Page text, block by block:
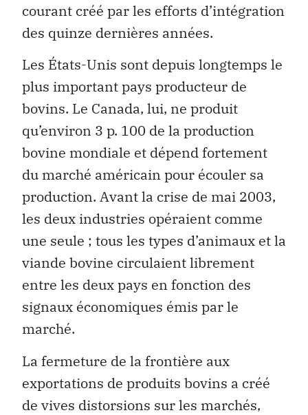
courant créé par les efforts d’intégration
des quinze dernières années.
Les États-Unis sont depuis longtemps le
plus important pays producteur de
bovins. Le Canada, lui, ne produit
qu’environ 3 p. 100 de la production
bovine mondiale et dépend fortement
du marché américain pour écouler sa
production. Avant la crise de mai 2003,
les deux industries opéraient comme
une seule ; tous les types d’animaux et la
viande bovine circulaient librement
entre les deux pays en fonction des
signaux économiques émis par le
marché.
La fermeture de la frontière aux
exportations de produits bovins a créé
de vives distorsions sur les marchés,